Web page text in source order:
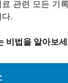
관련 모든 기
.
비법을 알아보